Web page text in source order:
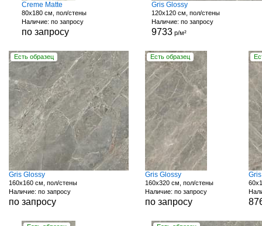
Creme Matte
80x180 см, пол/стены
Наличие: по запросу
по запросу
Gris Glossy
120x120 см, пол/стены
Наличие: по запросу
9733 р/м²
Есть образец
Gris Glossy
160x160 см, пол/стены
Наличие: по запросу
по запросу
Есть образец
Gris Glossy
160x320 см, пол/стены
Наличие: по запросу
по запросу